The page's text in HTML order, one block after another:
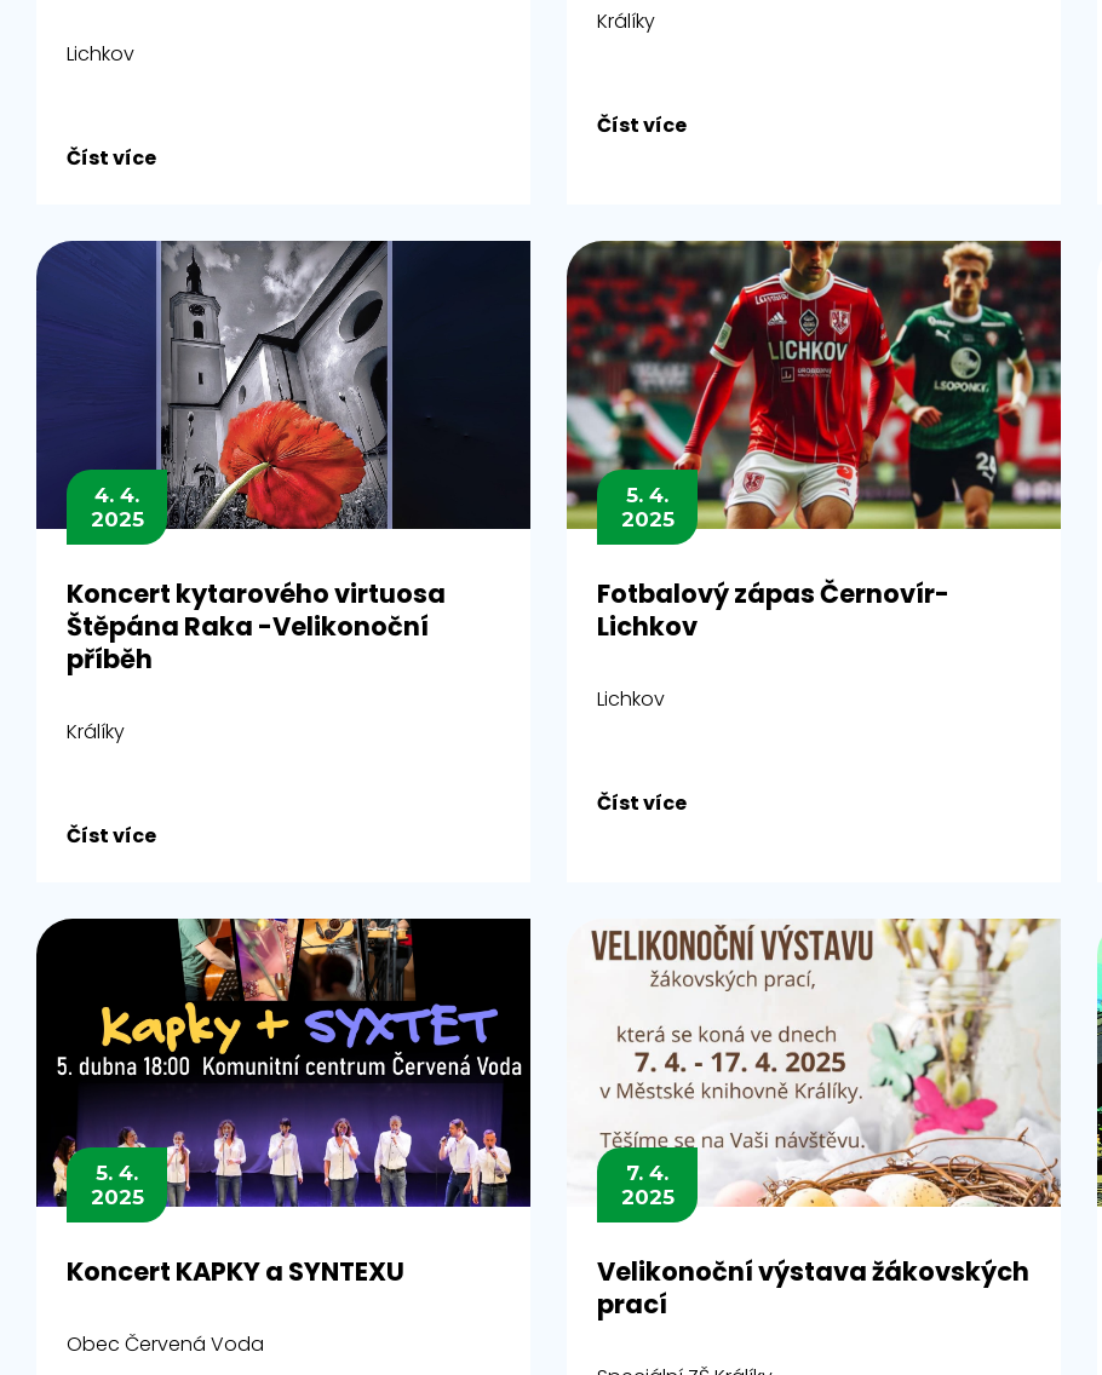
Lichkov
Číst více
Králíky
Číst více
4. 4.
2025
Koncert kytarového virtuosa
Štěpána Raka -Velikonoční
příběh
Králíky
Číst více
5. 4.
2025
Fotbalový zápas Černovír-
Lichkov
Lichkov
Číst více
5. 4.
2025
Koncert KAPKY a SYNTEXU
Obec Červená Voda
7. 4.
2025
Velikonoční výstava žákovských
prací